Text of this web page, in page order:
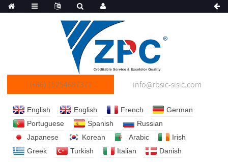
(+86) 15254687377 info@rbsic-sisic.com
English English French
German
Portuguese
Spanish
Russian
Japanese
Korean Arabic
Irish
Greek
Turkish Italian
Danish